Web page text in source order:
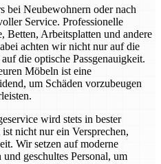
bei Neubewohnern oder nach
Service. Professionelle
Betten, Arbeitsplatten und andere
achten wir nicht nur auf die
die optische Passgenauigkeit.
Möbeln ist eine
um Schäden vorzubeugen
wird stets in bester
nicht nur ein Versprechen,
Wir setzen auf moderne
geschultes Personal, um